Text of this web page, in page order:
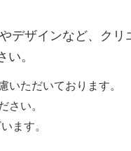
デザインなど、ク
。
いただいております。
さい。
ます。